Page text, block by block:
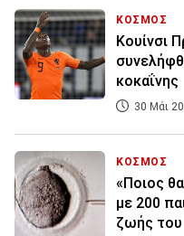
ΚΟΣΜΟΣ
Κουίνσι
κοκαΐνης
30 Μάι
ΚΟΣΜΟΣ
«Ποιος
με 200
ζωής του